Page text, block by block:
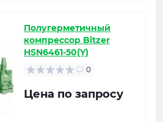
Полугерметичный
компрессор Bitzer
HSN6461-50(Y)
0
Цена по запросу